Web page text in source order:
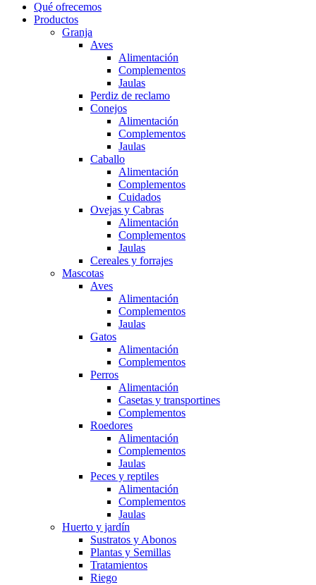
Qué ofrecemos
Productos
Granja
Aves
Alimentación
Complementos
Jaulas
Perdiz de reclamo
Conejos
Alimentación
Complementos
Jaulas
Caballo
Alimentación
Complementos
Cuidados
Ovejas y Cabras
Alimentación
Complementos
Jaulas
Cereales y forrajes
Mascotas
Aves
Alimentación
Complementos
Jaulas
Gatos
Alimentación
Complementos
Perros
Alimentación
Casetas y transportines
Complementos
Roedores
Alimentación
Complementos
Jaulas
Peces y reptiles
Alimentación
Complementos
Jaulas
Huerto y jardín
Sustratos y Abonos
Plantas y Semillas
Tratamientos
Riego